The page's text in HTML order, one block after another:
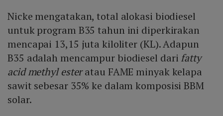
Nicke mengatakan, total alokasi biodiesel
untuk program B35 tahun ini diperkirakan
mencapai 13,15 juta kiloliter (KL). Adapun
B35 adalah mencampur biodiesel dari fatty
acid methyl esteratau FAME minyak kelapa
sawit sebesar 35% ke dalam komposisi BBM
solar.